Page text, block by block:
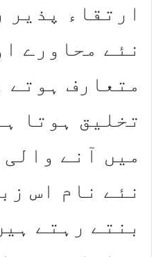
ارتقاء پذیر
نئے محاورے
متعارف ہوتے
تخلیق ہوتا
میں آنے
نئے نام اس
بنتے رہتے